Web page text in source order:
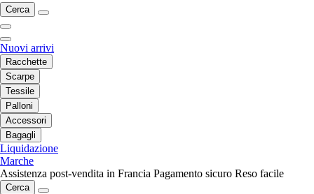
Cerca
Nuovi arrivi
Racchette
Scarpe
Tessile
Palloni
Accessori
Bagagli
Liquidazione
Marche
Assistenza post-vendita in Francia Pagamento sicuro Reso facile
Cerca